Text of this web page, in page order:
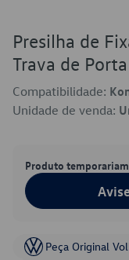
Presilha de
Trava de
Compatibilidade:
Unidade de venda:
Produto
Peça Original